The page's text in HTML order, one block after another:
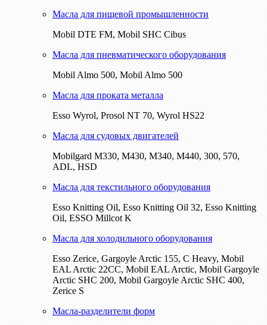
Масла для пищевой промышленности
Mobil DTE FM, Mobil SHC Cibus
Масла для пневматического оборудования
Mobil Almo 500, Mobil Almo 500
Масла для проката металла
Esso Wyrol, Prosol NT 70, Wyrol HS22
Масла для судовых двигателей
Mobilgard M330, M430, M340, M440, 300, 570,
ADL, HSD
Масла для текстильного оборудования
Esso Knitting Oil, Esso Knitting Oil 32, Esso Knitting
Oil, ESSO Millcot K
Масла для холодильного оборудования
Esso Zerice, Gargoyle Arctic 155, С Heavy, Mobil
EAL Arctic 22CC, Mobil EAL Arctic, Mobil Gargoyle
Arctic SHC 200, Mobil Gargoyle Arctic SHC 400,
Zerice S
Масла-разделители форм